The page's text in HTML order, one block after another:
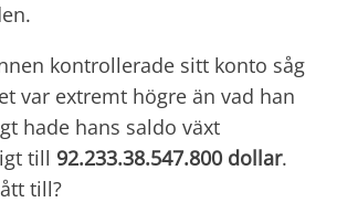
kontrollerade sitt konto såg
var extremt högre än vad han
hade hans saldo växt
till 92.233.38.547.800 dollar.
till?